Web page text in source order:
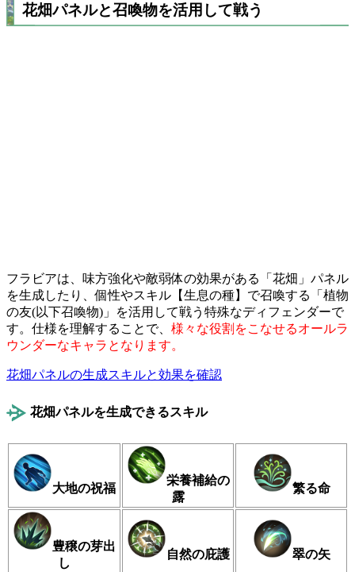
花畑パネルと召喚物を活用して戦う
フラビアは、味方強化や敵弱体の効果がある「花畑」パネル
を生成したり、個性やスキル【生息の種】で召喚する「植物
の友(以下召喚物)」を活用して戦う特殊なディフェンダーで
す。仕様を理解することで、 様々な役割をこなせるオールラ
ウンダーなキャラとなります。
花畑パネルの生成スキルと効果を確認
花畑パネルを生成できるスキル
大地の祝福
栄養補給の
露
繁る命
豊穣の芽出
し
自然の庇護 翠の矢